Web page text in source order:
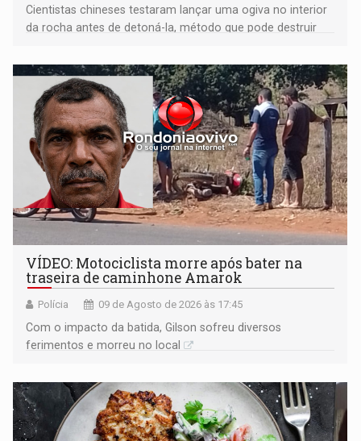
Cientistas chineses testaram lançar uma ogiva no interior
da rocha antes de detoná-la, método que pode destruir
VÍDEO: Motociclista morre após bater na
traseira de caminhone Amarok
Polícia 09 de Agosto de 2026 às 17:45
​Com o impacto da batida, Gilson sofreu diversos
ferimentos e morreu no local